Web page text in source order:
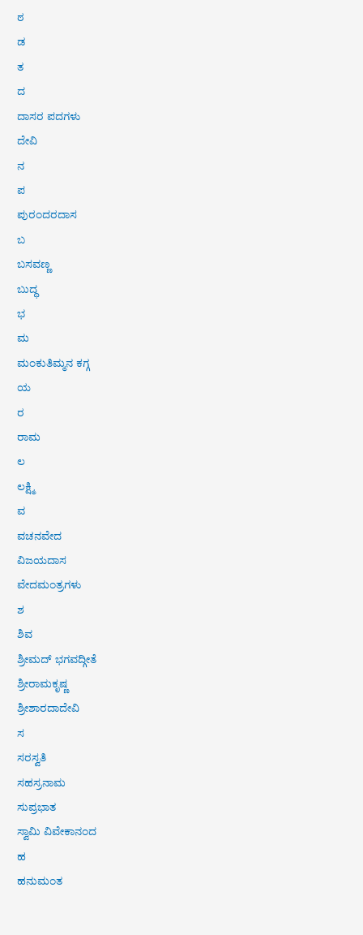
ಠ
ಡ
ತ
ದ
ದಾಸರ ಪದಗಳು
ದೇವಿ
ನ
ಪ
ಪುರಂದರದಾಸ
ಬ
ಬಸವಣ್ಣ
ಬುದ್ಧ
ಭ
ಮ
ಮಂಕುತಿಮ್ಮನ ಕಗ್ಗ
ಯ
ರ
ರಾಮ
ಲ
ಲಕ್ಷ್ಮಿ
ವ
ವಚನವೇದ
ವಿಜಯದಾಸ
ವೇದಮಂತ್ರಗಳು
ಶ
ಶಿವ
ಶ್ರೀಮದ್ ಭಗವದ್ಗೀತೆ
ಶ್ರೀರಾಮಕೃಷ್ಣ
ಶ್ರೀಶಾರದಾದೇವಿ
ಸ
ಸರಸ್ವತಿ
ಸಹಸ್ರನಾಮ
ಸುಪ್ರಭಾತ
ಸ್ವಾಮಿ ವಿವೇಕಾನಂದ
ಹ
ಹನುಮಂತ